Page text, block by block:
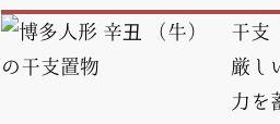
干支
厳し
力を